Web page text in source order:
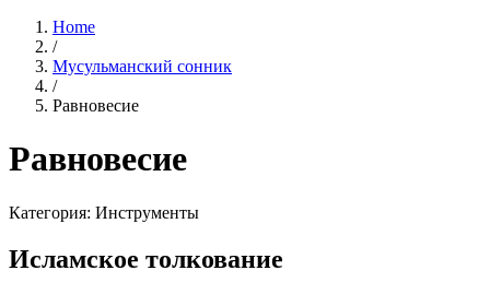
Home
/
Мусульманский сонник
/
Равновесие
Равновесие
Категория: Инструменты
Исламское толкование